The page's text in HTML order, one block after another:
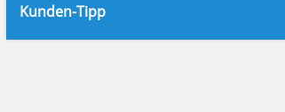
Kunden-Tipp